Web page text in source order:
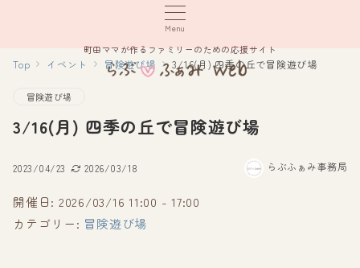
Menu
町田ママが作るファミリーのための応援サイト
Top イベント 冒険遊び場 3/16(月) 四季の丘で冒険遊び場
冒険遊び場
3/16(月) 四季の丘で冒険遊び場
2023/04/23 2026/03/18 らぶふぁみ事務局
開催日: 2026/03/16 11:00 - 17:00
カテゴリー: 冒険遊び場